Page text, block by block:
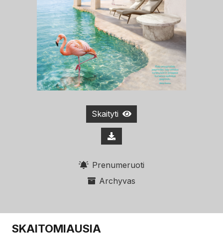
Skaityti
Prenumeruoti
Archyvas
SKAITOMIAUSIA